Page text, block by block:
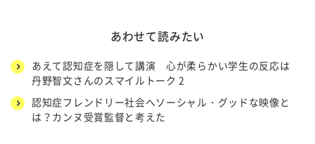
あわせて読みたい
あえて認知症を隠して講演 心が柔らかい学生の反応は
丹野智文さんのスマイルトーク 2
認知症フレンドリー社会へソーシャル・グッドな映像と
は？カンヌ受賞監督と考えた